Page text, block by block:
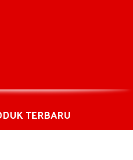
TERBARU